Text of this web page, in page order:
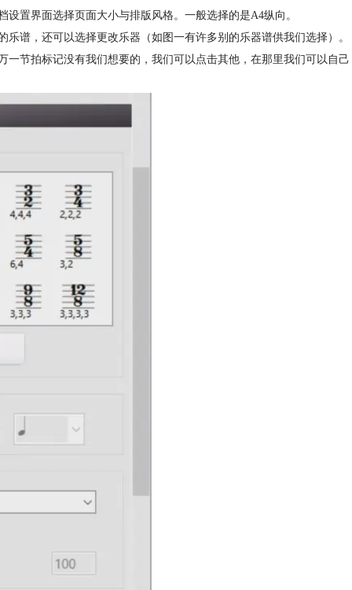
置界面选择页面大小与排版风格。一般选择的是A4纵向。
谱，还可以选择更改乐器（如图一有许多别的乐器谱供我们选择）。
节拍标记没有我们想要的，我们可以点击其他，在那里我们可以自己